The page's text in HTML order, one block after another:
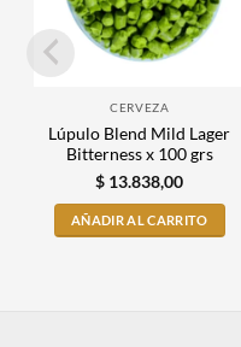
CERVEZA
Lúpulo Blend Mild Lager
Bitterness x 100 grs
$ 13.838,00
AÑADIR AL CARRITO